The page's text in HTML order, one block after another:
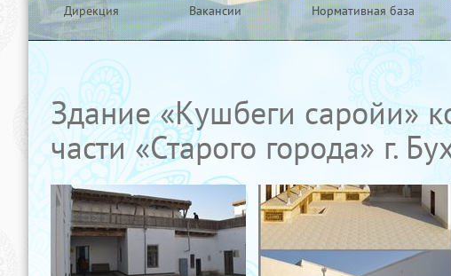
Дирекция Вакансии Нормативная база
Здание «Кушбеги саройи»
части «Старого города» г.